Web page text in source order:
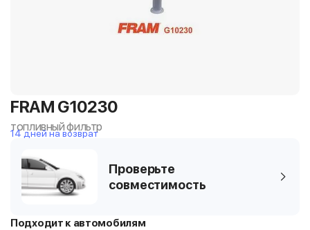
FRAM G10230
топливный фильтр
14 дней на возврат
Проверьте
совместимость
Подходит к автомобилям